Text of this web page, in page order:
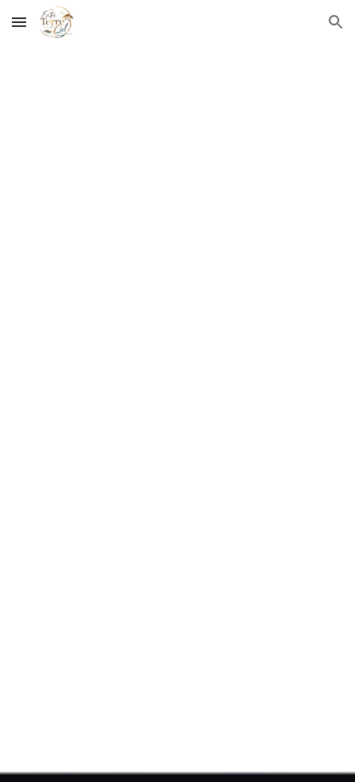
Skip to main content Skip to navigation